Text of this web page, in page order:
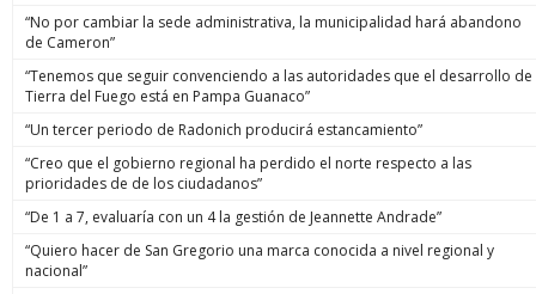
“No por cambiar la sede administrativa, la municipalidad hará abandono
de Cameron”
“Tenemos que seguir convenciendo a las autoridades que el desarrollo de
Tierra del Fuego está en Pampa Guanaco”
“Un tercer periodo de Radonich producirá estancamiento”
“Creo que el gobierno regional ha perdido el norte respecto a las
prioridades de de los ciudadanos”
“De 1 a 7, evaluaría con un 4 la gestión de Jeannette Andrade”
“Quiero hacer de San Gregorio una marca conocida a nivel regional y
nacional”